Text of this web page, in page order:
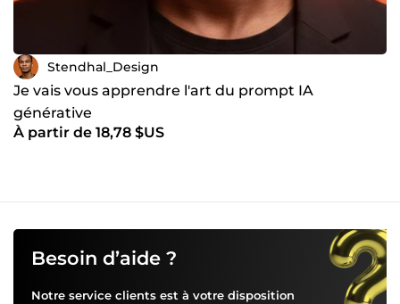
Stendhal_Design
Je vais vous apprendre l'art du prompt IA
générative
À partir de 18,78 $US
Besoin d’aide ?
Notre service clients est à votre disposition